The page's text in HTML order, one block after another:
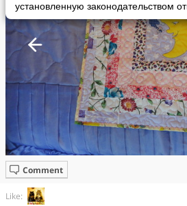
установленную законодательством
Comment
Like: